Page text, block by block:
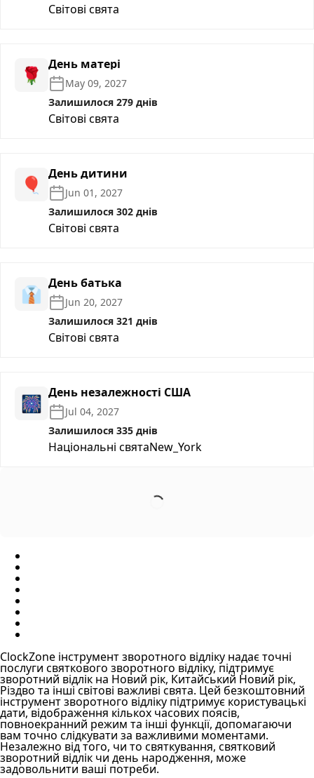
Світові свята
🌹 День матері
May 09, 2027
Залишилося 279 днів
Світові свята
🎈 День дитини
Jun 01, 2027
Залишилося 302 днів
Світові свята
👔 День батька
Jun 20, 2027
Залишилося 321 днів
Світові свята
🎆 День незалежності США
Jul 04, 2027
Залишилося 335 днів
Національні святаNew_York
ClockZone інструмент зворотного відліку надає точні
послуги святкового зворотного відліку, підтримує
зворотний відлік на Новий рік, Китайський Новий рік,
Різдво та інші світові важливі свята. Цей безкоштовний
інструмент зворотного відліку підтримує користувацькі
дати, відображення кількох часових поясів,
повноекранний режим та інші функції, допомагаючи
вам точно слідкувати за важливими моментами.
Незалежно від того, чи то святкування, святковий
зворотний відлік чи день народження, може
задовольнити ваші потреби.